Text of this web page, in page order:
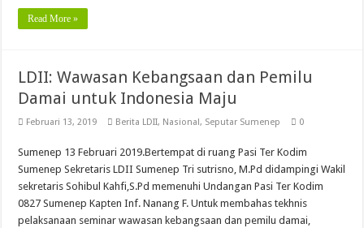
Read More »
LDII: Wawasan Kebangsaan dan Pemilu
Damai untuk Indonesia Maju
Februari 13, 2019 Berita LDII, Nasional, Seputar Sumenep 0
Sumenep 13 Februari 2019.Bertempat di ruang Pasi Ter Kodim
Sumenep Sekretaris LDII Sumenep Tri sutrisno, M.Pd didampingi Wakil
sekretaris Sohibul Kahfi,S.Pd memenuhi Undangan Pasi Ter Kodim
0827 Sumenep Kapten Inf. Nanang F. Untuk membahas tekhnis
pelaksanaan seminar wawasan kebangsaan dan pemilu damai,